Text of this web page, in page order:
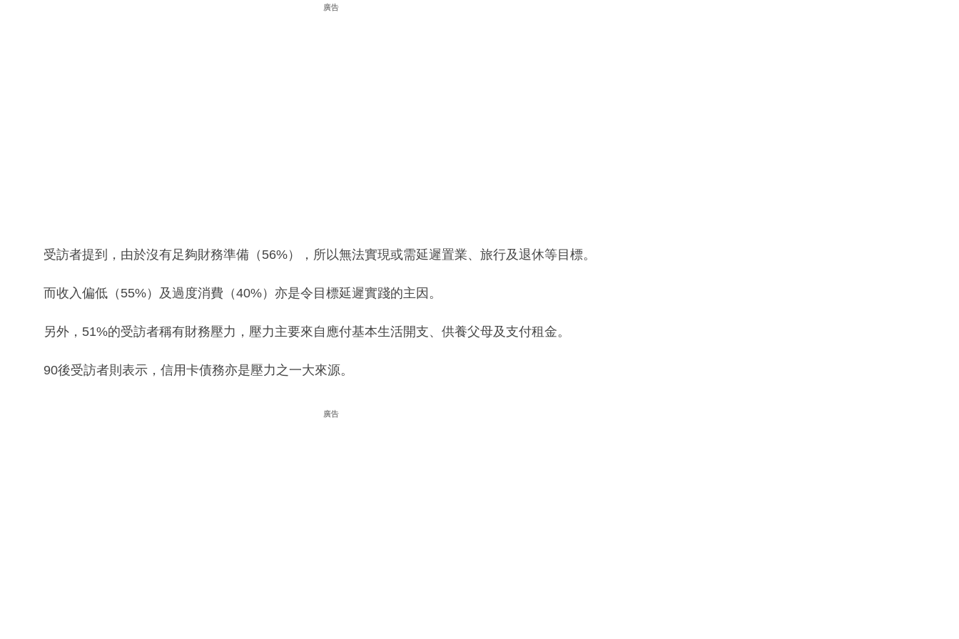
廣告
受訪者提到，由於沒有足夠財務準備（56%），所以無法實現或需延遲置業、旅行及退休等目標。
而收入偏低（55%）及過度消費（40%）亦是令目標延遲實踐的主因。
另外，51%的受訪者稱有財務壓力，壓力主要來自應付基本生活開支、供養父母及支付租金。
90後受訪者則表示，信用卡債務亦是壓力之一大來源。
廣告